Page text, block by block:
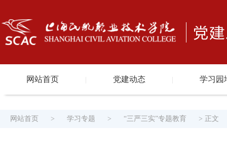
网站首页 党建动态 学习园
网站首页 > 学习专题 > “三严三实”专题教育 > 正文